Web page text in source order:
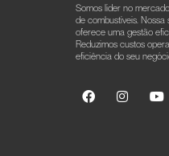
Somos líder no
de combustíveis. Nossa
oferece uma gestão
Reduzimos custos
eficiência do seu